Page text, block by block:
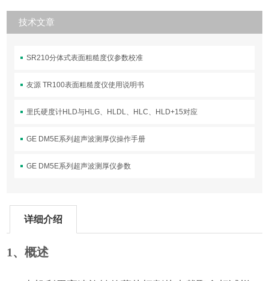
技术文章
SR210分体式表面粗糙度仪参数校准
友源 TR100表面粗糙度仪使用说明书
里氏硬度计HLD与HLG、HLDL、HLC、HLD+15对应
GE DM5E系列超声波测厚仪操作手册
GE DM5E系列超声波测厚仪参数
详细介绍
1、概述